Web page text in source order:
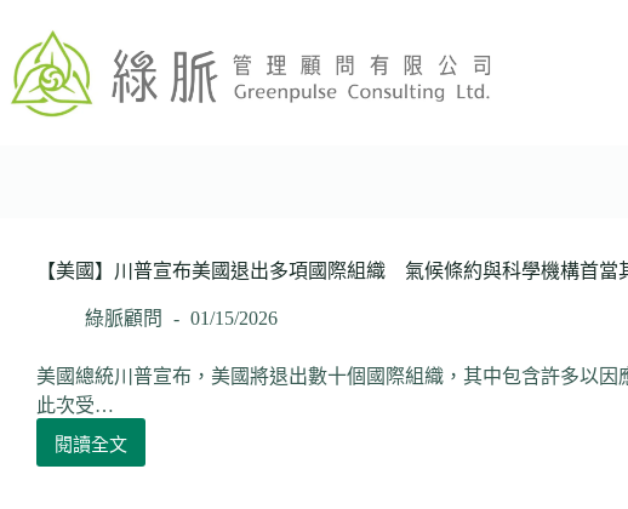
主
要
【美國】川普宣布美國退出多項國際組織 氣候條約與科學機構首當
綠脈顧問 01/15/2026
美國總統川普宣布，美國將退出數十個國際組織，其中包含許多以因
此次受…
閱讀全文
【美